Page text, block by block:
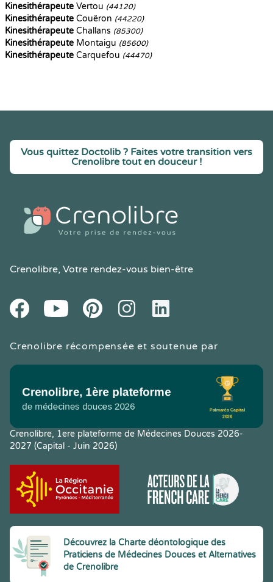
Kinesithérapeute Vertou (44120)
Kinesithérapeute Couëron (44220)
Kinesithérapeute Challans (85300)
Kinesithérapeute Montaigu (85600)
Kinesithérapeute Carquefou (44470)
Vous quittez Doctolib ? Faites votre transition vers
Crenolibre tout en douceur !
Crenolibre, Votre rendez-vous bien-être
FacebookYoutube PinteresetInstagramLinkedIn
Crenolibre récompensée et soutenue par
Crenolibre, 1ere plateforme de Médecines Douces 2026-
2027 (Capital - Juin 2026)
Découvrez la Charte déontologique des
Praticiens de Médecines Douces et Alternatives
de Crenolibre